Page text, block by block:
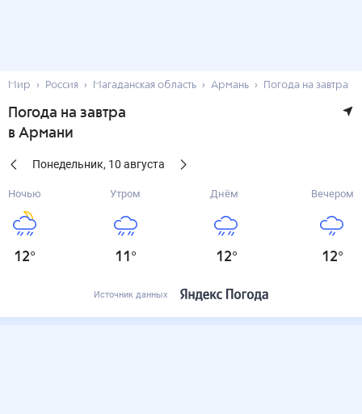
Мир Россия Магаданская область Армань Погода на завтра
Погода на завтра
в Армани
Понедельник, 10 августа
Ночью
12°
Утром
11 °
Днём
12°
Вечером
12°
Источник данных